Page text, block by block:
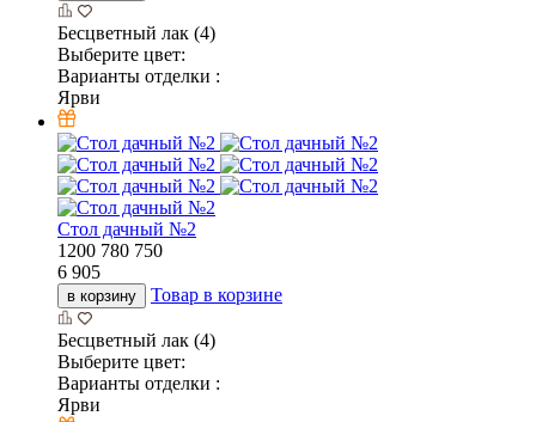
Бесцветный лак (4)
Выберите цвет:
Варианты отделки :
Ярви
Стол дачный №2
1200 780 750
6 905
в корзину Товар в корзине
Бесцветный лак (4)
Выберите цвет:
Варианты отделки :
Ярви